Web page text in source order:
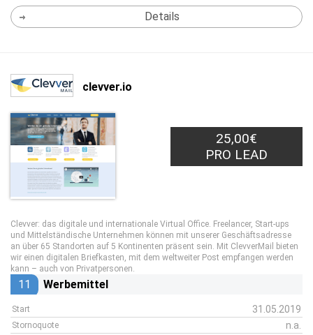
Details
clevver.io
25,00€
PRO LEAD
Clevver: das digitale und internationale Virtual Office. Freelancer, Start-ups
und Mittelständische Unternehmen können mit unserer Geschäftsadresse
an über 65 Standorten auf 5 Kontinenten präsent sein. Mit ClevverMail bieten
wir einen digitalen Briefkasten, mit dem weltweiter Post empfangen werden
kann – auch von Privatpersonen.
11 Werbemittel
Start 31.05.2019
Stornoquote n.a.